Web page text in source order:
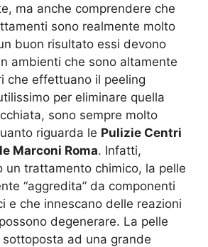
ma anche comprendere che
sono realmente molto
buon risultato essi devono
ambienti che sono altamente
che effettuano il peeling
per eliminare quella
sono sempre molto
riguarda le Pulizie Centri
Marconi Roma. Infatti,
un trattamento chimico, la pelle
“aggredita” da componenti
e che innescano delle reazioni
degenerare. La pelle
ad una grande